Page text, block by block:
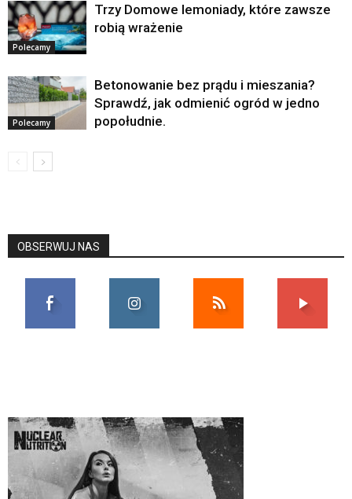
Polecamy
Trzy Domowe lemoniady, które zawsze
robią wrażenie
Polecamy
Betonowanie bez prądu i mieszania?
Sprawdź, jak odmienić ogród w jedno
popołudnie.
OBSERWUJ NAS